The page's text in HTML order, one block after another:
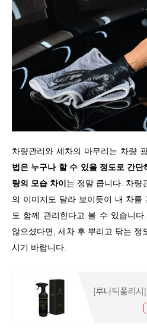
차량관리와 세차의 마무리는 차량
법은 누구나 할 수 있을 정도로 간단
량의 모습 차이는 정말 큽니다. 차량
의 이미지도 달라 보이듯이 내 차를
도 함께 관리한다고 볼 수 있습니
않으셨다면, 세차 후 뿌리고 닦는 정
시기 바랍니다.